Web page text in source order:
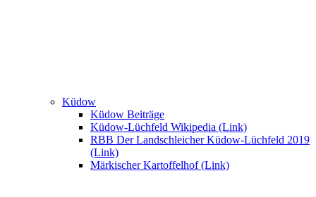
Küdow
Küdow Beiträge
Küdow-Lüchfeld Wikipedia (Link)
RBB Der Landschleicher Küdow-Lüchfeld 2019
(Link)
Märkischer Kartoffelhof (Link)